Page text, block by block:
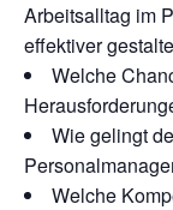
Arbeitsalltag im
effektiver
Welche
Wie gelingt
Welche